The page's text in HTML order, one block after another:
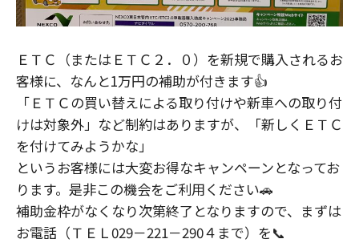
ＥＴＣ（またはＥＴＣ２．０）を新規で購入されるお
客様に、なんと1万円の補助が付きます👍
「ＥＴＣの買い替えによる取り付けや新車への取り付
けは対象外」など制約はありますが、「新しくＥＴＣ
を付けてみようかな」
というお客様には大変お得なキャンペーンとなってお
ります。是非この機会をご利用ください🚗
補助金枠がなくなり次第終了となりますので、まずは
お電話（ＴＥＬ029－221－290４まで）を📞